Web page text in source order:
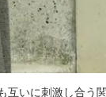
互いに刺激し合う